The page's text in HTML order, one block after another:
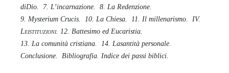
diDio.
7. L’incarnazione.
8. La Redenzione.
9. Mysterium Crucis.
10. La Chiesa. 11. Il millenarismo.
IV.
Leistituzioni. 12. Battesimo ed Eucaristia.
13. La comunità cristiana.
14. Lasantità personale.
Conclusione.
Bibliografia. Indice dei passi biblici.